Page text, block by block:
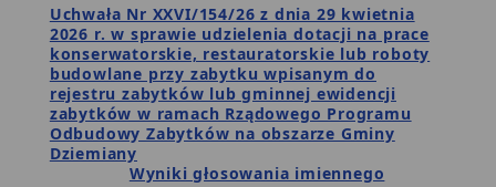
Uchwała Nr XXVI/154/26 z dnia 29 kwietnia
2026 r. w sprawie udzielenia dotacji na prace
konserwatorskie, restauratorskie lub roboty
budowlane przy zabytku wpisanym do
rejestru zabytków lub gminnej ewidencji
zabytków w ramach Rządowego Programu
Odbudowy Zabytków na obszarze Gminy
Dziemiany
Wyniki głosowania imiennego